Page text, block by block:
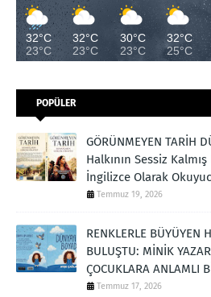
32°C
23°C
32°C
23°C
30°C
23°C
32°C
25°C
POPÜLER
GÖRÜNMEYEN TARİH
Halkının Sessiz
İngilizce Olarak
Temmuz 19, 2026
RENKLERLE BÜYÜYEN
BULUŞTU: MİNİK
ÇOCUKLARA ANLAMLI
Temmuz 17, 2026